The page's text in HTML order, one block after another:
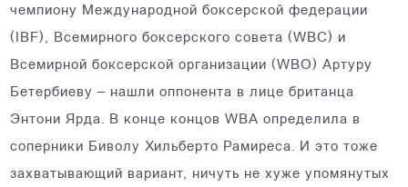
чемпиону Международной боксерской федерации
(IBF), Всемирного боксерского совета (WBC) и
Всемирной боксерской организации (WBO) Артуру
Бетербиеву – нашли оппонента в лице британца
Энтони Ярда. В конце концов WBA определила в
соперники Биволу Хильберто Рамиреса. И это тоже
захватывающий вариант, ничуть не хуже упомянутых